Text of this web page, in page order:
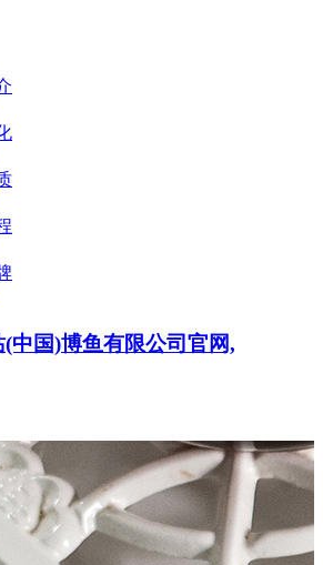
中国)博鱼有限公司官网,